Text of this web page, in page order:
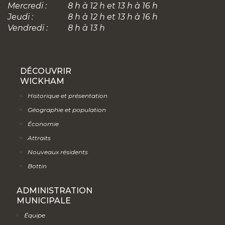
Mercredi :
8 h à 12 h et 13 h à 16 h
Jeudi :
8 h à 12 h et 13 h à 16 h
Vendredi :
8 h à 13 h
DÉCOUVRIR
WICKHAM
Historique et présentation
Géographie et population
Économie
Attraits
Nouveaux résidents
Bottin
ADMINISTRATION
MUNICIPALE
Équipe